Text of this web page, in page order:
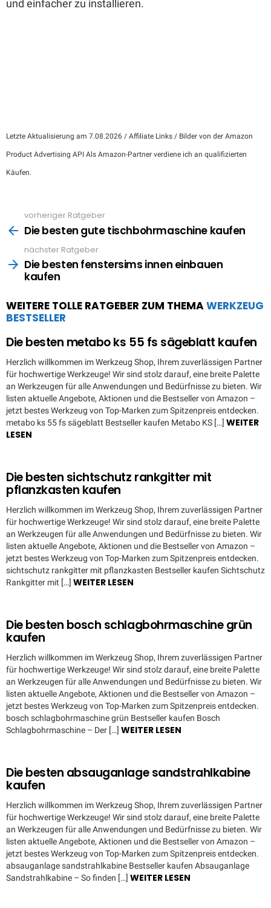
und einfacher zu installieren.
Letzte Aktualisierung am 7.08.2026 / Affiliate Links / Bilder von der Amazon
Product Advertising API Als Amazon-Partner verdiene ich an qualifizierten
Käufen.
more
vorheriger Ratgeber
Die besten gute tischbohrmaschine kaufen
nächster Ratgeber
Die besten fenstersims innen einbauen
kaufen
WEITERE TOLLE RATGEBER ZUM THEMAWERKZEUG
BESTSELLER
Die besten metabo ks 55 fs sägeblatt kaufen
Herzlich willkommen im Werkzeug Shop, Ihrem zuverlässigen Partner
für hochwertige Werkzeuge! Wir sind stolz darauf, eine breite Palette
an Werkzeugen für alle Anwendungen und Bedürfnisse zu bieten. Wir
listen aktuelle Angebote, Aktionen und die Bestseller von Amazon –
jetzt bestes Werkzeug von Top-Marken zum Spitzenpreis entdecken.
metabo ks 55 fs sägeblatt Bestseller kaufen Metabo KS […] WEITER
LESEN
Die besten sichtschutz rankgitter mit
pflanzkasten kaufen
Herzlich willkommen im Werkzeug Shop, Ihrem zuverlässigen Partner
für hochwertige Werkzeuge! Wir sind stolz darauf, eine breite Palette
an Werkzeugen für alle Anwendungen und Bedürfnisse zu bieten. Wir
listen aktuelle Angebote, Aktionen und die Bestseller von Amazon –
jetzt bestes Werkzeug von Top-Marken zum Spitzenpreis entdecken.
sichtschutz rankgitter mit pflanzkasten Bestseller kaufen Sichtschutz
Rankgitter mit […] WEITER LESEN
Die besten bosch schlagbohrmaschine grün
kaufen
Herzlich willkommen im Werkzeug Shop, Ihrem zuverlässigen Partner
für hochwertige Werkzeuge! Wir sind stolz darauf, eine breite Palette
an Werkzeugen für alle Anwendungen und Bedürfnisse zu bieten. Wir
listen aktuelle Angebote, Aktionen und die Bestseller von Amazon –
jetzt bestes Werkzeug von Top-Marken zum Spitzenpreis entdecken.
bosch schlagbohrmaschine grün Bestseller kaufen Bosch
Schlagbohrmaschine – Der […] WEITER LESEN
Die besten absauganlage sandstrahlkabine
kaufen
Herzlich willkommen im Werkzeug Shop, Ihrem zuverlässigen Partner
für hochwertige Werkzeuge! Wir sind stolz darauf, eine breite Palette
an Werkzeugen für alle Anwendungen und Bedürfnisse zu bieten. Wir
listen aktuelle Angebote, Aktionen und die Bestseller von Amazon –
jetzt bestes Werkzeug von Top-Marken zum Spitzenpreis entdecken.
absauganlage sandstrahlkabine Bestseller kaufen Absauganlage
Sandstrahlkabine – So finden […] WEITER LESEN